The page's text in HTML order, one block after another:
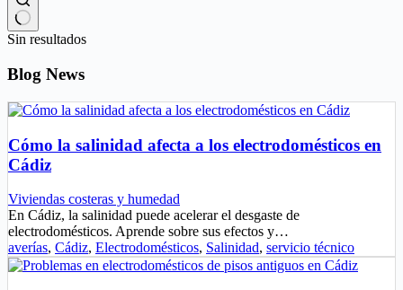
Sin resultados
Blog News
Cómo la salinidad afecta a los electrodomésticos en
Cádiz
Viviendas costeras y humedad
En Cádiz, la salinidad puede acelerar el desgaste de
electrodomésticos. Aprende sobre sus efectos y…
averías, Cádiz, Electrodomésticos, Salinidad, servicio técnico